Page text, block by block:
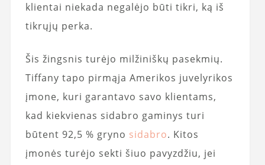
klientai niekada negalėjo būti tikri, ką iš
tikrųjų perka.
Šis žingsnis turėjo milžiniškų pasekmių.
Tiffany tapo pirmąja Amerikos juvelyrikos
įmone, kuri garantavo savo klientams,
kad kiekvienas sidabro gaminys turi
būtent 92,5 % gryno sidabro. Kitos
įmonės turėjo sekti šiuo pavyzdžiu, jei